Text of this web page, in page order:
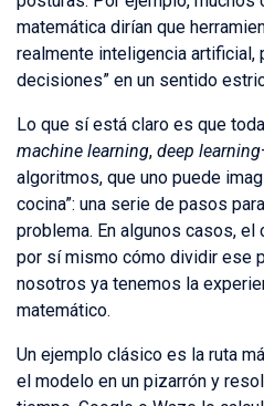
matemática dirían que
realmente inteligencia artificial,
decisiones” en un sentido
Lo que sí está claro es que
machine learning, deep learning
algoritmos, que uno puede
cocina”: una serie de pasos
problema. En algunos casos,
por sí mismo cómo dividir ese
nosotros ya tenemos la
matemático.
Un ejemplo clásico es la ruta
el modelo en un pizarrón y